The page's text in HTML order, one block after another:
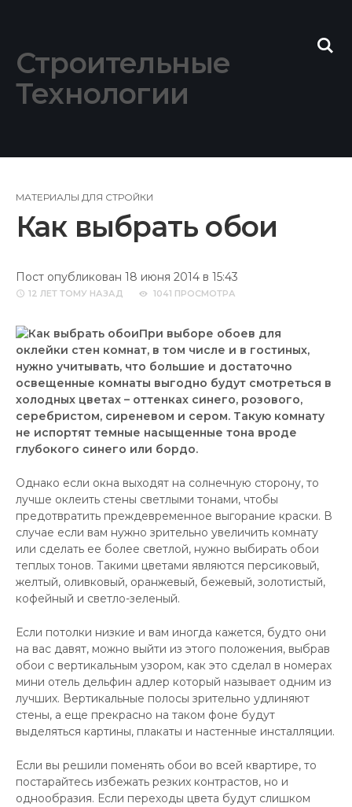
Строительные
Технологии
МАТЕРИАЛЫ ДЛЯ СТРОЙКИ
Как выбрать обои
Пост опубликован 18 июня 2014 в 15:43
12 ЛЕТ ТОМУ НАЗАД 1041 ПРОСМОТРА
При выборе обоев для
оклейки стен комнат, в том числе и в гостиных,
нужно учитывать, что большие и достаточно
освещенные комнаты выгодно будут смотреться в
холодных цветах – оттенках синего, розового,
серебристом, сиреневом и сером. Такую комнату
не испортят темные насыщенные тона вроде
глубокого синего или бордо.
Однако если окна выходят на солнечную сторону, то
лучше оклеить стены светлыми тонами, чтобы
предотвратить преждевременное выгорание краски. В
случае если вам нужно зрительно увеличить комнату
или сделать ее более светлой, нужно выбирать обои
теплых тонов. Такими цветами являются персиковый,
желтый, оливковый, оранжевый, бежевый, золотистый,
кофейный и светло-зеленый.
Если потолки низкие и вам иногда кажется, будто они
на вас давят, можно выйти из этого положения, выбрав
обои с вертикальным узором, как это сделал в номерах
мини отель дельфин адлер который называет одним из
лучших. Вертикальные полосы зрительно удлиняют
стены, а еще прекрасно на таком фоне будут
выделяться картины, плакаты и настенные инсталляции.
Если вы решили поменять обои во всей квартире, то
постарайтесь избежать резких контрастов, но и
однообразия. Если переходы цвета будут слишком